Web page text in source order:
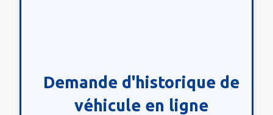
Demande d'historique de
véhicule en ligne